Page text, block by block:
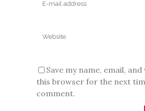
Save my name, email,
this browser for the next
comment.